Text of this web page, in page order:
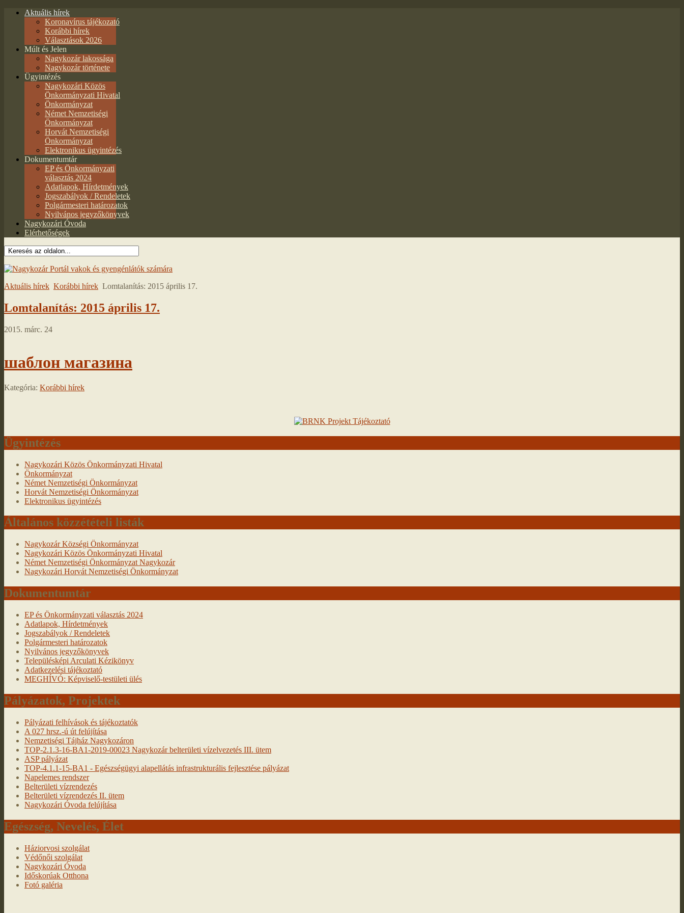
Aktuális hírek
Koronavírus tájékozató
Korábbi hírek
Választások 2026
Múlt és Jelen
Nagykozár lakossága
Nagykozár története
Ügyintézés
Nagykozári Közös
Önkormányzati Hivatal
Önkormányzat
Német Nemzetiségi
Önkormányzat
Horvát Nemzetiségi
Önkormányzat
Elektronikus ügyintézés
Dokumentumtár
EP és Önkormányzati
választás 2024
Adatlapok, Hírdetmények
Jogszabályok / Rendeletek
Polgármesteri határozatok
Nyilvános jegyzőkönyvek
Nagykozári Óvoda
Elérhetőségek
Aktuális hírek Korábbi hírek Lomtalanítás: 2015 április 17.
Lomtalanítás: 2015 április 17.
2015. márc. 24
шаблон магазина
Kategória: Korábbi hírek
Ügyintézés
Nagykozári Közös Önkormányzati Hivatal
Önkormányzat
Német Nemzetiségi Önkormányzat
Horvát Nemzetiségi Önkormányzat
Elektronikus ügyintézés
Általános közzétételi listák
Nagykozár Községi Önkormányzat
Nagykozári Közös Önkormányzati Hivatal
Német Nemzetiségi Önkormányzat Nagykozár
Nagykozári Horvát Nemzetiségi Önkormányzat
Dokumentumtár
EP és Önkormányzati választás 2024
Adatlapok, Hírdetmények
Jogszabályok / Rendeletek
Polgármesteri határozatok
Nyilvános jegyzőkönyvek
Településképi Arculati Kézikönyv
Adatkezelési tájékoztató
MEGHÍVÓ: Képviselő-testületi ülés
Pályázatok, Projektek
Pályázati felhívások és tájékoztatók
A 027 hrsz.-ú út felújítása
Nemzetiségi Tájház Nagykozáron
TOP-2.1.3-16-BA1-2019-00023 Nagykozár belterületi vízelvezetés III. ütem
ASP pályázat
TOP-4.1.1-15-BA1 - Egészségügyi alapellátás infrastrukturális fejlesztése pályázat
Napelemes rendszer
Belterületi vízrendezés
Belterületi vízrendezés II. ütem
Nagykozári Óvoda felújítása
Egészség, Nevelés, Élet
Háziorvosi szolgálat
Védőnői szolgálat
Nagykozári Óvoda
Időskorúak Otthona
Fotó galéria